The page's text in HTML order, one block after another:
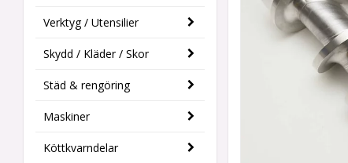
Verktyg / Utensilier
Skydd / Kläder / Skor
Städ & rengöring
Maskiner
Köttkvarndelar